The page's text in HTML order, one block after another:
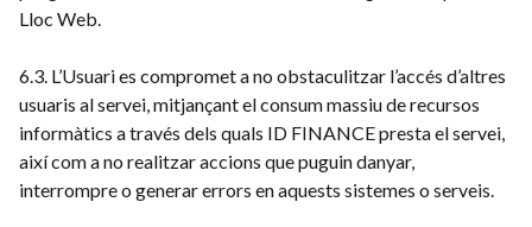
Lloc Web.
6.3. L’Usuari es compromet a no obstaculitzar l’accés d’altres
usuaris al servei, mitjançant el consum massiu de recursos
informàtics a través dels quals ID FINANCE presta el servei,
així com a no realitzar accions que puguin danyar,
interrompre o generar errors en aquests sistemes o serveis.